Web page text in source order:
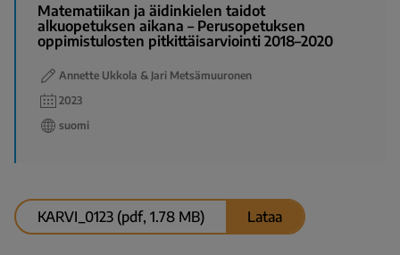
Matematiikan ja äidinkielen taidot
alkuopetuksen aikana – Perusopetuksen
oppimistulosten pitkittäisarviointi 2018–2020
Annette Ukkola & Jari Metsämuuronen
2023
suomi
KARVI_0123 (pdf, 1.78 MB) Lataa